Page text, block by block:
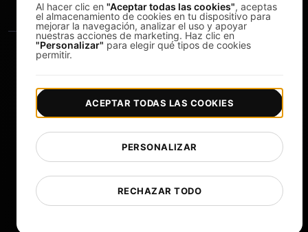
Copyright © 2026 LoadFocus | Términos y condiciones |
Política de privacidad | Protección de datos |
Preferencias de cookies
Al hacer clic en "Aceptar todas las cookies", aceptas
el almacenamiento de cookies en tu dispositivo para
mejorar la navegación, analizar el uso y apoyar
nuestras acciones de marketing. Haz clic en
"Personalizar" para elegir qué tipos de cookies
permitir.
RECHAZAR TODO
PERSONALIZAR
ACEPTAR TODAS LAS COOKIES